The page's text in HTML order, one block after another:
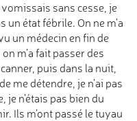
sans cesse, je
un état fébrile. On ne m’a
un médecin en fin de
m’a fait passer des
puis dans la nuit,
me détendre, je n’ai pas
je n’étais pas bien du
Ils m’ont passé le tuyau